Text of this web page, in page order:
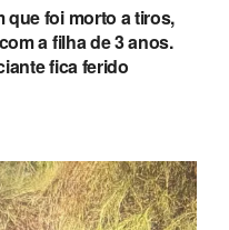
que foi morto a tiros,
a filha de 3 anos.
fica ferido